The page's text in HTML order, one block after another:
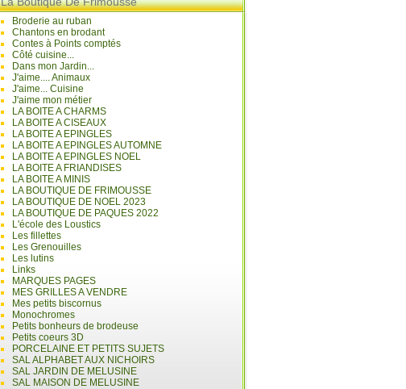
Broderie au ruban
Chantons en brodant
Contes à Points comptés
Côté cuisine...
Dans mon Jardin...
J'aime.... Animaux
J'aime... Cuisine
J'aime mon métier
LA BOITE A CHARMS
LA BOITE A CISEAUX
LA BOITE A EPINGLES
LA BOITE A EPINGLES AUTOMNE
LA BOITE A EPINGLES NOEL
LA BOITE A FRIANDISES
LA BOITE A MINIS
LA BOUTIQUE DE FRIMOUSSE
LA BOUTIQUE DE NOEL 2023
LA BOUTIQUE DE PAQUES 2022
L'école des Loustics
Les fillettes
Les Grenouilles
Les lutins
Links
MARQUES PAGES
MES GRILLES A VENDRE
Mes petits biscornus
Monochromes
Petits bonheurs de brodeuse
Petits coeurs 3D
PORCELAINE ET PETITS SUJETS
SAL ALPHABET AUX NICHOIRS
SAL JARDIN DE MELUSINE
SAL MAISON DE MELUSINE